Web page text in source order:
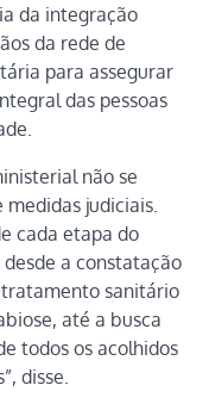
da integração
da rede de
para assegurar
das pessoas
não se
judiciais.
cada etapa do
a constatação
tratamento sanitário
até a busca
todos os acolhidos
disse.